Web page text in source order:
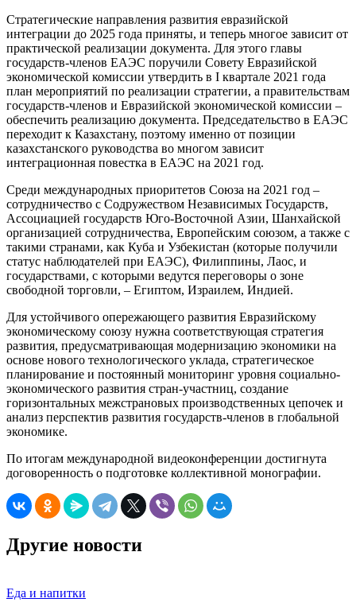
Стратегические направления развития евразийской
интеграции до 2025 года приняты, и теперь многое зависит от
практической реализации документа. Для этого главы
государств-членов ЕАЭС поручили Совету Евразийской
экономической комиссии утвердить в I квартале 2021 года
план мероприятий по реализации стратегии, а правительствам
государств-членов и Евразийской экономической комиссии –
обеспечить реализацию документа. Председательство в ЕАЭС
переходит к Казахстану, поэтому именно от позиции
казахстанского руководства во многом зависит
интеграционная повестка в ЕАЭС на 2021 год.
Среди международных приоритетов Союза на 2021 год –
сотрудничество с Содружеством Независимых Государств,
Ассоциацией государств Юго-Восточной Азии, Шанхайской
организацией сотрудничества, Европейским союзом, а также с
такими странами, как Куба и Узбекистан (которые получили
статус наблюдателей при ЕАЭС), Филиппины, Лаос, и
государствами, с которыми ведутся переговоры о зоне
свободной торговли, – Египтом, Израилем, Индией.
Для устойчивого опережающего развития Евразийскому
экономическому союзу нужна соответствующая стратегия
развития, предусматривающая модернизацию экономики на
основе нового технологического уклада, стратегическое
планирование и постоянный мониторинг уровня социально-
экономического развития стран-участниц, создание
горизонтальных межстрановых производственных цепочек и
анализ перспектив развития государств-членов в глобальной
экономике.
По итогам международной видеоконференции достигнута
договоренность о подготовке коллективной монографии.
Другие новости
Еда и напитки